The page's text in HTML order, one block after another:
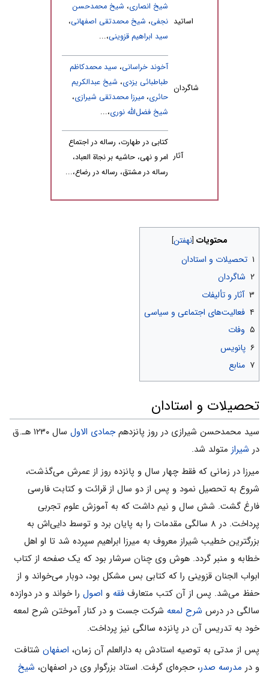
اساتید
شیخ انصاری، شیخ محمدحسن
نجفی، شیخ محمدتقی اصفهانی،
سید ابراهیم قزوینی،...
شاگردان
آخوند خراسانی، سید محمدکاظم
طباطبائی یزدی، شیخ عبدالکریم
حائری، میرزا محمدتقی شیرازی،
شیخ فضل‌الله نوری،...
آثار
کتابی در طهارت، رساله‌ در اجتماع
امر و نهی، حاشیه بر نجاة العباد،
رساله‌ در مشتق، رساله‌ در رضاع،...
محتویات
۱ تحصیلات و استادان
۲ شاگردان
۳ آثار و تألیفات
۴ فعالیت‌های اجتماعی و سیاسی
۵ وفات
۶ پانویس
۷ منابع
تحصیلات و استادان
سید محمدحسن شیرازی در روز پانزدهمجمادی الاول‌
سال ۱۲۳۰ هـ.ق
در شیراز متولد شد.
میرزا در زمانی که فقط چهار سال و پانزده روز از عمرش می‌گذشت،
شروع به تحصیل نمود و پس از دو سال از قرائت و کتابت فارسی
فارغ گشت. شش سال و نیم داشت که به آموزش علوم تجربی
پرداخت. در ۸ سالگی مقدمات را به پایان برد و توسط دایی‌اش به
بزرگترین خطیب شیراز معروف به میرزا ابراهیم سپرده شد تا او اهل
خطابه و منبر گردد. هوش وی چنان سرشار بود که یک صفحه از کتاب
ابواب الجنان قزوینی را که کتابی بس مشکل بود، دوبار می‌خواند و از
حفظ می‌شد. پس از آن کتب متعارف فقه و اصول را خواند و در دوازده
سالگی در درس شرح لمعه شرکت جست و در کنار آموختن شرح لمعه
خود به تدریس آن در پانزده سالگی نیز پرداخت.
پس از مدتی به توصیه استادش به دارالعلم آن زمان، اصفهان شتافت
و در مدرسه صدر، حجره‌ای گرفت. استاد بزرگوار وی در اصفهان، شیخ